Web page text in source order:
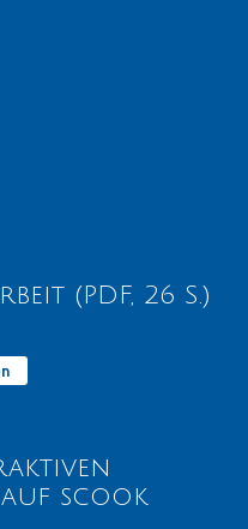
(PDF, 26 S.)
auf scook